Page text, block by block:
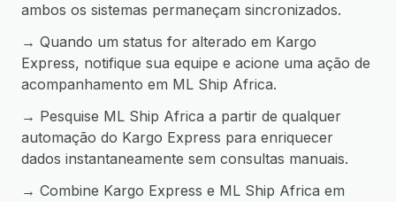
ambos os sistemas permaneçam sincronizados.
→ Quando um status for alterado em Kargo
Express, notifique sua equipe e acione uma ação de
acompanhamento em ML Ship Africa.
→ Pesquise ML Ship Africa a partir de qualquer
automação do Kargo Express para enriquecer
dados instantaneamente sem consultas manuais.
→ Combine Kargo Express e ML Ship Africa em